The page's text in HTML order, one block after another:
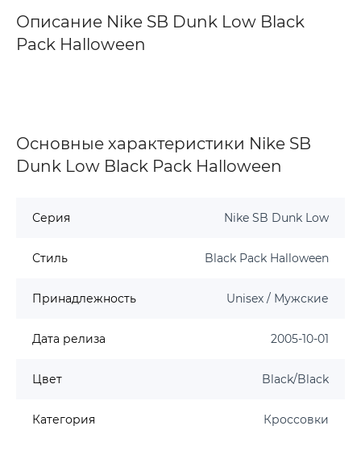
Описание Nike SB Dunk Low Black
Pack Halloween
Основные характеристики Nike SB
Dunk Low Black Pack Halloween
Серия Nike SB Dunk Low
Стиль Black Pack Halloween
Принадлежность Unisex / Мужские
Дата релиза 2005-10-01
Цвет Black/Black
Категория Кроссовки